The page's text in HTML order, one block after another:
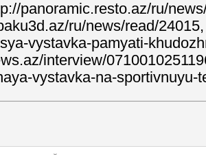
panoramic.resto.az/ru/
ru/news/read/
vystavka-pamyati-
interview/
vystavka-na-sportivnuyu-